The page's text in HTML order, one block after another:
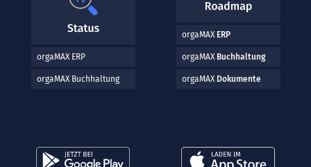
orgaMAX ERP
orgaMAX Buchhaltung
orgaMAX ERP
orgaMAX Buchhaltung
orgaMAX Dokumente